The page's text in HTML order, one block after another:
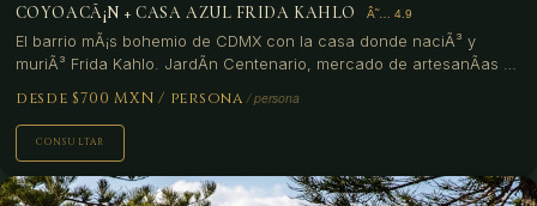
COYOACÃ¡N + CASA AZUL FRIDA KAHLO
El barrio mÃ¡s bohemio de CDMX con la casa donde naciÃ³ y
muriÃ³ Frida Kahlo. JardÃ­n Centenario, mercado de artesanÃ­as y
desde $700 MXN / persona
CONSULTAR